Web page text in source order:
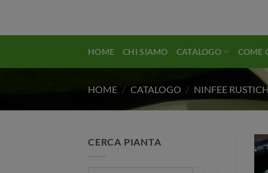
HOME CHI SIAMO CATALOGO COME
HOME / CATALOGO / NINFEE
CERCA PIANTA